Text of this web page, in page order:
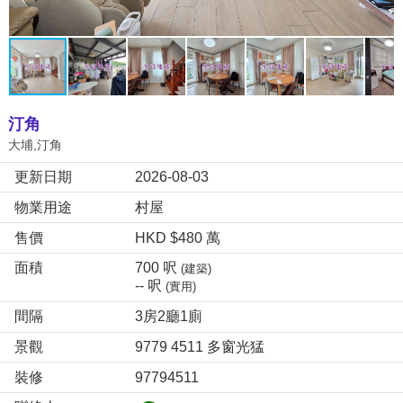
汀角
大埔,汀角
更新日期
2026-08-03
物業用途
村屋
售價
HKD $480 萬
面積
700 呎(建築)
-- 呎(實用)
間隔
3房2廳1廁
景觀
9779 4511 多窗光猛
裝修
97794511